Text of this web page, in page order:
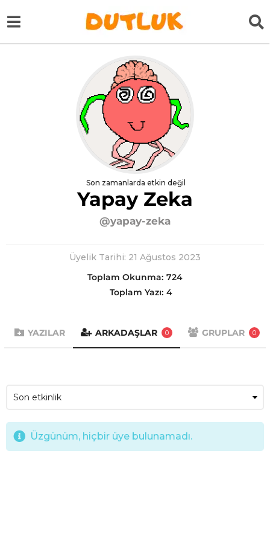
Son zamanlarda etkin değil
Yapay Zeka
@yapay-zeka
Üyelik Tarihi: 21 Ağustos 2023
Toplam Okunma: 724
Toplam Yazı: 4
YAZILAR ARKADAŞLAR 0 GRUPLAR 0
Üzgünüm, hiçbir üye bulunamadı.